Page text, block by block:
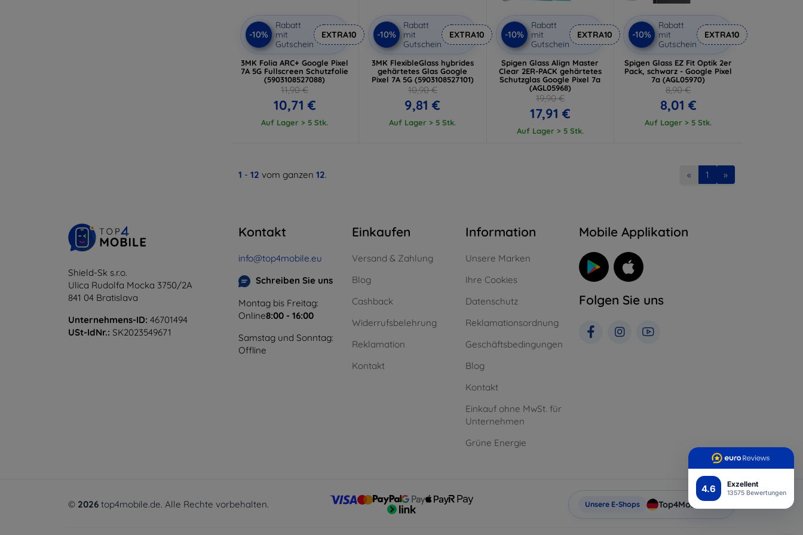
4.6 Exzellent
13575 Bewertungen
-10%
Rabatt
mit
Gutschein
EXTRA10
3MK Folia ARC+ Google Pixel
7A 5G Fullscreen Schutzfolie
(5903108527088)
11,90 €
10,71 €
Auf Lager > 5 Stk.
-10%
Rabatt
mit
Gutschein
EXTRA10
3MK FlexibleGlass hybrides
gehärtetes Glas Google
Pixel 7A 5G (5903108527101)
10,90 €
9,81 €
Auf Lager > 5 Stk.
-10%
Rabatt
mit
Gutschein
EXTRA10
Spigen Glass Align Master
Clear 2ER-PACK gehärtetes
Schutzglas Google Pixel 7a
(AGL05968)
19,90 €
17,91 €
Auf Lager > 5 Stk.
-10%
Rabatt
mit
Gutschein
EXTRA10
Spigen Glass EZ Fit Optik 2er
Pack, schwarz - Google Pixel
7a (AGL05970)
8,90 €
8,01 €
Auf Lager > 5 Stk.
1 - 12 vom ganzen 12. « 1 »
Shield-Sk s.r.o.
Ulica Rudolfa Mocka 3750/2A
841 04 Bratislava
Unternehmens-ID: 46701494
USt-IdNr.: SK2023549671
Kontakt
info@top4mobile.eu
Schreiben Sie uns
Montag bis Freitag:
Online8:00 - 16:00
Samstag und Sonntag:
Offline
Einkaufen
Versand & Zahlung
Blog
Cashback
Widerrufsbelehrung
Reklamation
Kontakt
Information
Unsere Marken
Ihre Cookies
Datenschutz
Reklamationsordnung
Geschäftsbedingungen
Blog
Kontakt
Einkauf ohne MwSt. für
Unternehmen
Grüne Energie
Mobile Applikation
Folgen Sie uns
© 2026 top4mobile.de. Alle Rechte vorbehalten. Unsere E-Shops Top4Mobile.de